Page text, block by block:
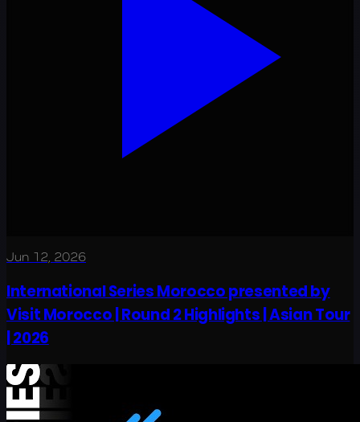
Jun 12, 2026
International Series Morocco presented by
Visit Morocco | Round 2 Highlights | Asian Tour
| 2026